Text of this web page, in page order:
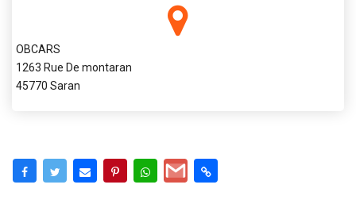
OBCARS
1263 Rue De montaran
45770 Saran